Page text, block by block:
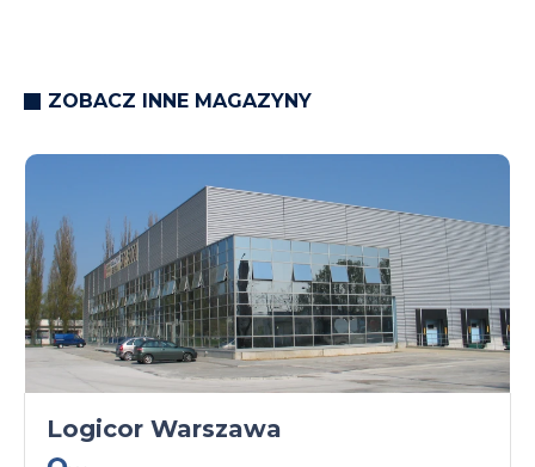
ZOBACZ INNE MAGAZYNY
Logicor Warszawa